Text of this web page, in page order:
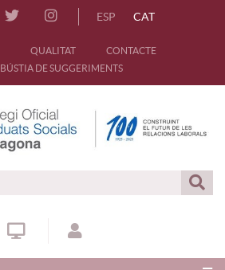
ESP CAT
QUALITAT
CONTACTE
BÚSTIA DE SUGGERIMENTS